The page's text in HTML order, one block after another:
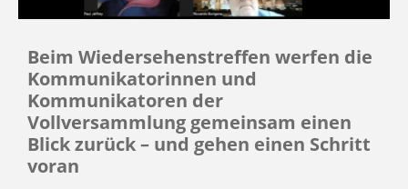
Beim Wiedersehenstreffen werfen die
Kommunikatorinnen und
Kommunikatoren der
Vollversammlung gemeinsam einen
Blick zurück – und gehen einen Schritt
voran